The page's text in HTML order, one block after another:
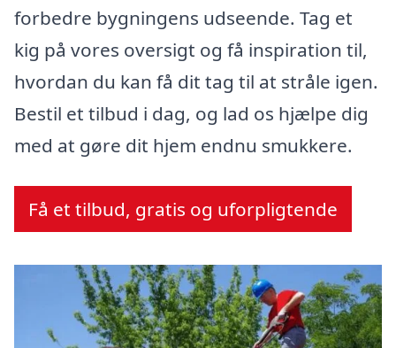
forbedre bygningens udseende. Tag et
kig på vores oversigt og få inspiration til,
hvordan du kan få dit tag til at stråle igen.
Bestil et tilbud i dag, og lad os hjælpe dig
med at gøre dit hjem endnu smukkere.
Få et tilbud, gratis og uforpligtende